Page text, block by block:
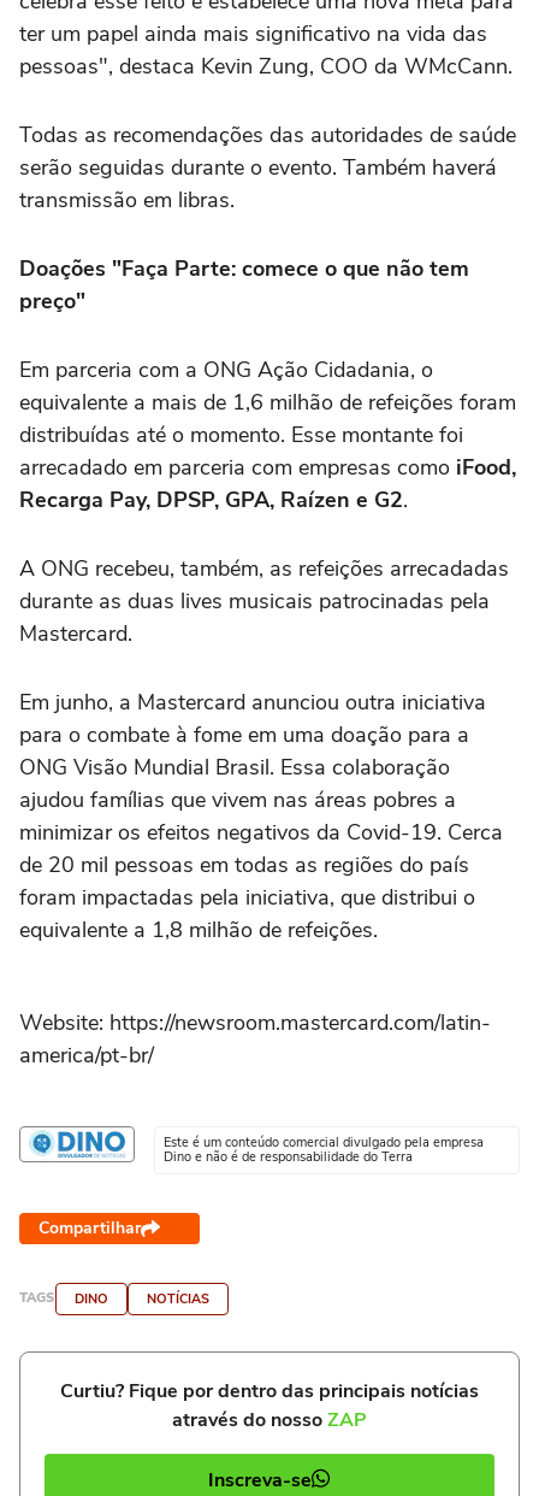
ter um papel ainda mais significativo na vida das
pessoas", destaca Kevin Zung, COO da WMcCann.
Todas as recomendações das autoridades de saúde
serão seguidas durante o evento. Também haverá
transmissão em libras.
Doações "Faça Parte: comece o que não tem
preço"
Em parceria com a ONG Ação Cidadania, o
equivalente a mais de 1,6 milhão de refeições foram
distribuídas até o momento. Esse montante foi
arrecadado em parceria com empresas como iFood,
Recarga Pay, DPSP, GPA, Raízen e G2.
A ONG recebeu, também, as refeições arrecadadas
durante as duas lives musicais patrocinadas pela
Mastercard.
Em junho, a Mastercard anunciou outra iniciativa
para o combate à fome em uma doação para a
ONG Visão Mundial Brasil. Essa colaboração
ajudou famílias que vivem nas áreas pobres a
minimizar os efeitos negativos da Covid-19. Cerca
de 20 mil pessoas em todas as regiões do país
foram impactadas pela iniciativa, que distribui o
equivalente a 1,8 milhão de refeições.
Website: https://newsroom.mastercard.com/latin-
america/pt-br/
Este é um conteúdo comercial divulgado pela empresa
Dino e não é de responsabilidade do Terra
Compartilhar
TAGS DINO NOTÍCIAS
Curtiu? Fique por dentro das principais notícias
através do nossoZAP
Inscreva-se